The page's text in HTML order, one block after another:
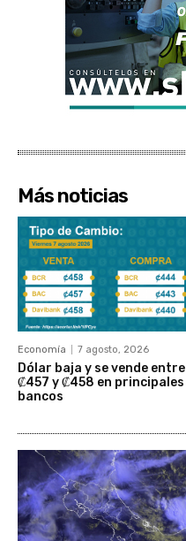
Más noticias
Economía 7 agosto, 2026
Dólar baja y se vende entre
₡457 y ₡458 en principales
bancos